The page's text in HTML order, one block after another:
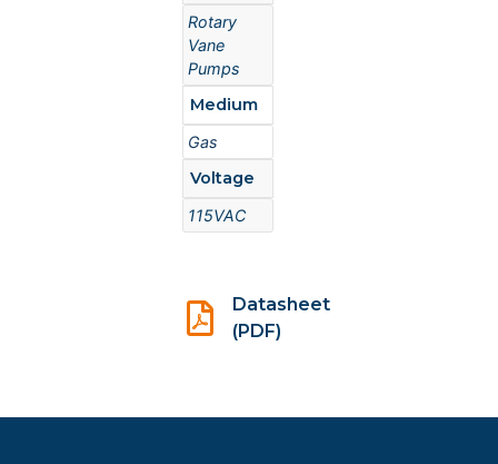
Rotary
Vane
Pumps
Medium
Gas
Voltage
115VAC
Datasheet
(PDF)